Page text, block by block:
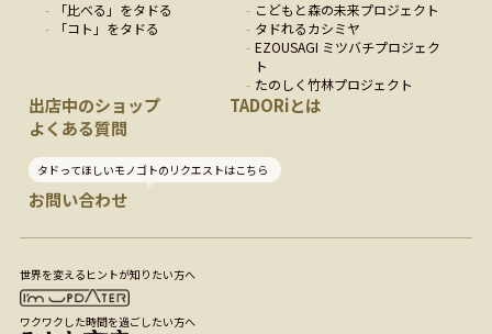
「比べる 」をタドる
「コト 」をタドる
こどもと森の未来プロジェクト
タドれるカシミヤ
EZOUSAGI ミツバチプロジェク
ト
たのしく竹林プロジェクト
出店中のショップ
TADORiとは
よくある質問
タドってほしいモノゴトのリクエストはこちら
お問い合わせ
世界を変えるヒントが知りたい方へ
ワクワクした時間を過ごしたい方へ